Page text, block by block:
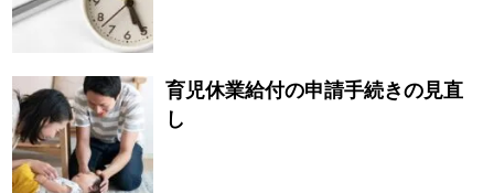
育児休業給付の申請手続きの見直
し